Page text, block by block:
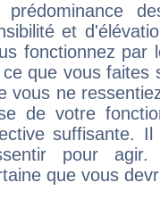
prédominance
et
fonctionnez
que vous faites
vous ne
de votre
suffisante.
pour agir.
que vous